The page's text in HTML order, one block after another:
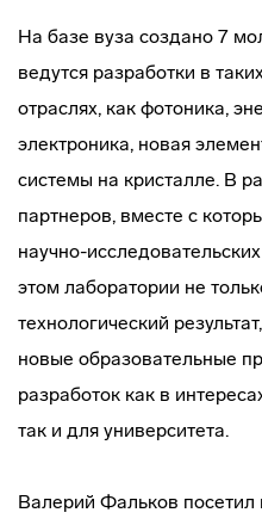
На базе вуза создано 7
ведутся разработки в
отраслях, как фотоника,
электроника, новая
системы на кристалле. В
партнеров, вместе с
научно-
этом лаборатории не
технологический
новые образовательные
разработок как в
так и для университета.
Валерий Фальков посетил